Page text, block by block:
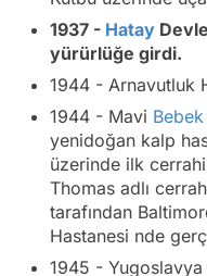
1937 - Hatay
yürürlüğe girdi.
1944 - Arnavutluk
1944 - Mavi Bebek
yenidoğan kalp
üzerinde ilk
Thomas adlı
tarafından
Hastanesi nde
1945 -